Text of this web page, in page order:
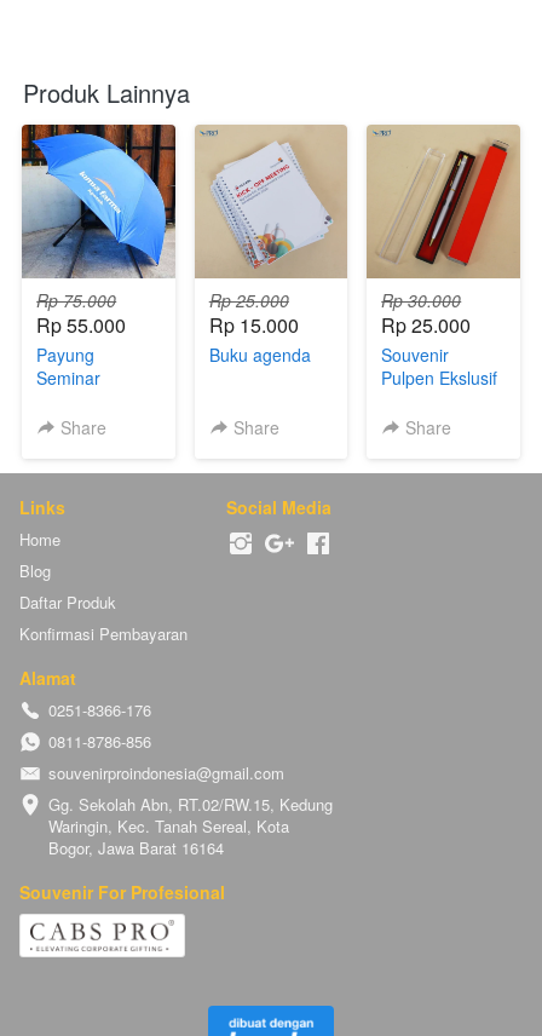
Produk Lainnya
Rp 75.000
Rp 55.000
Payung
Seminar
Share
Rp 25.000
Rp 15.000
Buku agenda
Share
Rp 30.000
Rp 25.000
Souvenir
Pulpen Ekslusif
Share
Links
Home
Blog
Daftar Produk
Konfirmasi Pembayaran
Social Media
Alamat
0251-8366-176
0811-8786-856
souvenirproindonesia@gmail.com
Gg. Sekolah Abn, RT.02/RW.15, Kedung
Waringin, Kec. Tanah Sereal, Kota
Bogor, Jawa Barat 16164
Souvenir For Profesional